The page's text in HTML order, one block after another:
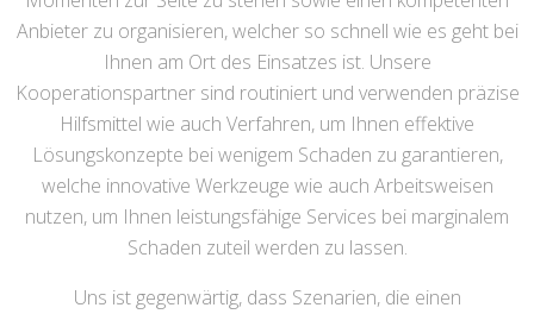
Anbieter zu organisieren, welcher so schnell wie es geht bei
Ihnen am Ort des Einsatzes ist. Unsere
Kooperationspartner sind routiniert und verwenden präzise
Hilfsmittel wie auch Verfahren, um Ihnen effektive
Lösungskonzepte bei wenigem Schaden zu garantieren,
welche innovative Werkzeuge wie auch Arbeitsweisen
nutzen, um Ihnen leistungsfähige Services bei marginalem
Schaden zuteil werden zu lassen.
Uns ist gegenwärtig, dass Szenarien, die einen